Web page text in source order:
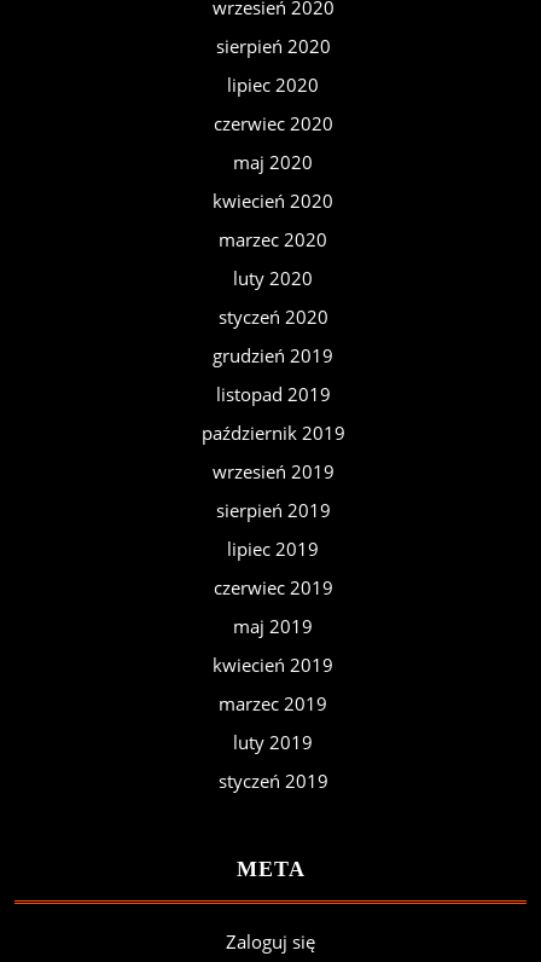
wrzesień 2020
sierpień 2020
lipiec 2020
czerwiec 2020
maj 2020
kwiecień 2020
marzec 2020
luty 2020
styczeń 2020
grudzień 2019
listopad 2019
październik 2019
wrzesień 2019
sierpień 2019
lipiec 2019
czerwiec 2019
maj 2019
kwiecień 2019
marzec 2019
luty 2019
styczeń 2019
META
Zaloguj się